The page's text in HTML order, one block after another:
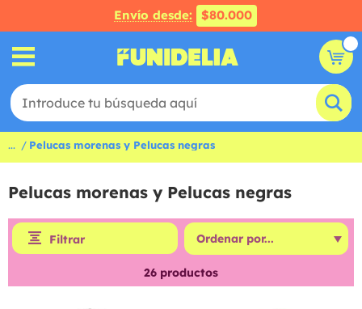
Envío desde: $80.000
... Pelucas morenas y Pelucas negras
Pelucas morenas y Pelucas negras
Filtrar
26 productos